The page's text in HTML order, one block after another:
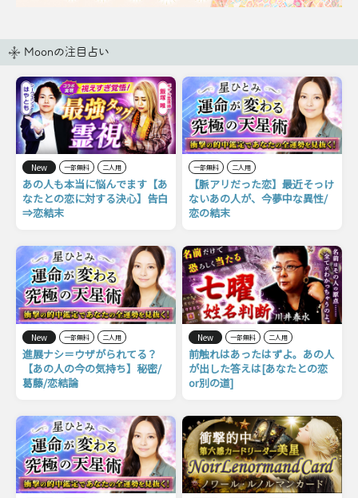
Moonの注目占い
New 一部無料 二人用
あの人も本当に悩んでます【あ
なたとの恋に対する決心】告白
⇒恋結末
一部無料 二人用
【脈アリだった恋】最近そっけ
ないあの人が、今夢中な異性/
恋の結末
New 一部無料 二人用
進展ナシ＝ウザがられてる？
【あの人の今の気持ち】秘密/
葛藤/恋結論
New 一部無料 二人用
前触れはあったはずよ。あの人
が出した答えは[あなたとの恋
or別の道]